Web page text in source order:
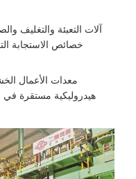
آلات التعبئة والتغليف
خصائص الاستجابة
معدات الأعمال الخشبية
هيدروليكية مستقرة في